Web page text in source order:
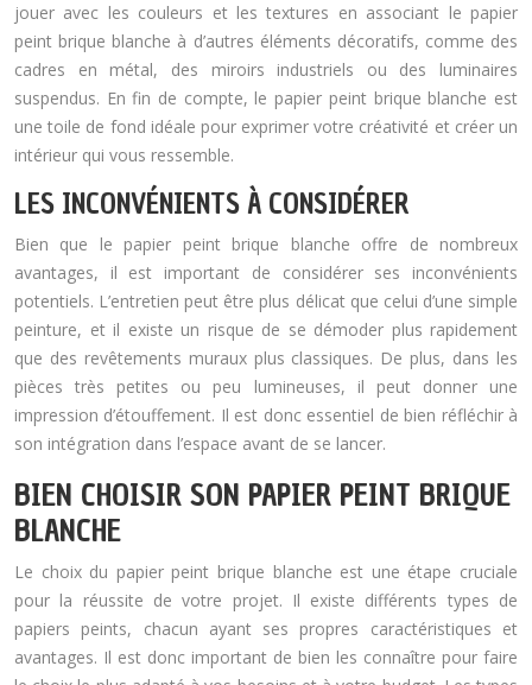
jouer avec les couleurs et les textures en associant le papier
peint brique blanche à d’autres éléments décoratifs, comme des
cadres en métal, des miroirs industriels ou des luminaires
suspendus. En fin de compte, le papier peint brique blanche est
une toile de fond idéale pour exprimer votre créativité et créer un
intérieur qui vous ressemble.
LES INCONVÉNIENTS À CONSIDÉRER
Bien que le papier peint brique blanche offre de nombreux
avantages, il est important de considérer ses inconvénients
potentiels. L’entretien peut être plus délicat que celui d’une simple
peinture, et il existe un risque de se démoder plus rapidement
que des revêtements muraux plus classiques. De plus, dans les
pièces très petites ou peu lumineuses, il peut donner une
impression d’étouffement. Il est donc essentiel de bien réfléchir à
son intégration dans l’espace avant de se lancer.
BIEN CHOISIR SON PAPIER PEINT BRIQUE
BLANCHE
Le choix du papier peint brique blanche est une étape cruciale
pour la réussite de votre projet. Il existe différents types de
papiers peints, chacun ayant ses propres caractéristiques et
avantages. Il est donc important de bien les connaître pour faire